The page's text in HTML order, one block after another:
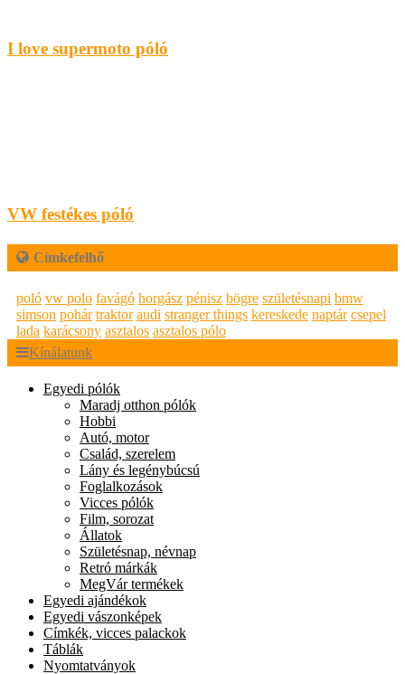
I love supermoto póló
VW festékes póló
Címkefelhő
poló vw polo favágó horgász pénisz bögre születésnapi bmw
simson pohár traktor audi stranger things kereskede naptár csepel
lada karácsony asztalos asztalos pólo
Kínálatunk
Egyedi pólók
Maradj otthon pólók
Hobbi
Autó, motor
Család, szerelem
Lány és legénybúcsú
Foglalkozások
Vicces pólók
Film, sorozat
Állatok
Születésnap, névnap
Retró márkák
MegVár termékek
Egyedi ajándékok
Egyedi vászonképek
Címkék, vicces palackok
Táblák
Nyomtatványok